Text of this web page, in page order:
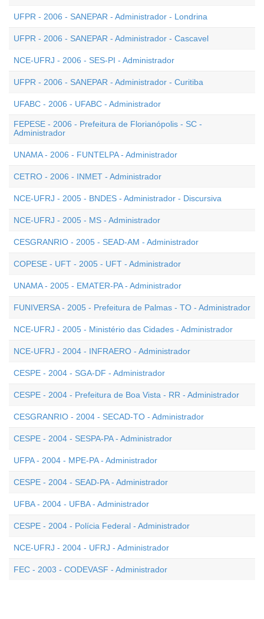
UFPR - 2006 - SANEPAR - Administrador - Londrina
UFPR - 2006 - SANEPAR - Administrador - Cascavel
NCE-UFRJ - 2006 - SES-PI - Administrador
UFPR - 2006 - SANEPAR - Administrador - Curitiba
UFABC - 2006 - UFABC - Administrador
FEPESE - 2006 - Prefeitura de Florianópolis - SC -
Administrador
UNAMA - 2006 - FUNTELPA - Administrador
CETRO - 2006 - INMET - Administrador
NCE-UFRJ - 2005 - BNDES - Administrador - Discursiva
NCE-UFRJ - 2005 - MS - Administrador
CESGRANRIO - 2005 - SEAD-AM - Administrador
COPESE - UFT - 2005 - UFT - Administrador
UNAMA - 2005 - EMATER-PA - Administrador
FUNIVERSA - 2005 - Prefeitura de Palmas - TO - Administrador
NCE-UFRJ - 2005 - Ministério das Cidades - Administrador
NCE-UFRJ - 2004 - INFRAERO - Administrador
CESPE - 2004 - SGA-DF - Administrador
CESPE - 2004 - Prefeitura de Boa Vista - RR - Administrador
CESGRANRIO - 2004 - SECAD-TO - Administrador
CESPE - 2004 - SESPA-PA - Administrador
UFPA - 2004 - MPE-PA - Administrador
CESPE - 2004 - SEAD-PA - Administrador
UFBA - 2004 - UFBA - Administrador
CESPE - 2004 - Polícia Federal - Administrador
NCE-UFRJ - 2004 - UFRJ - Administrador
FEC - 2003 - CODEVASF - Administrador